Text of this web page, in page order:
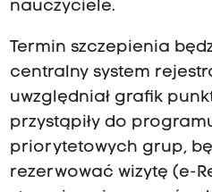
nauczyciele.
Termin szczepienia
centralny system
uwzględniał grafik
przystąpiły do
priorytetowych grup,
rezerwować wizytę (e-